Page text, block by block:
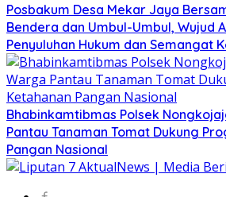
Posbakum Desa Mekar Jaya
Bendera dan Umbul-Umbul, Wujud
Penyuluhan Hukum dan Semangat
Bhabinkamtibmas Polsek
Pantau Tanaman Tomat Dukung
Pangan Nasional